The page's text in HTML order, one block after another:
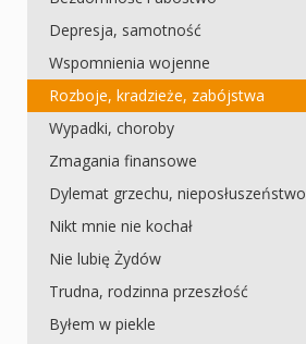
Depresja, samotność
Wspomnienia wojenne
Rozboje, kradzieże, zabójstwa
Wypadki, choroby
Zmagania finansowe
Dylemat grzechu, nieposłuszeństwo
Nikt mnie nie kochał
Nie lubię Żydów
Trudna, rodzinna przeszłość
Byłem w piekle